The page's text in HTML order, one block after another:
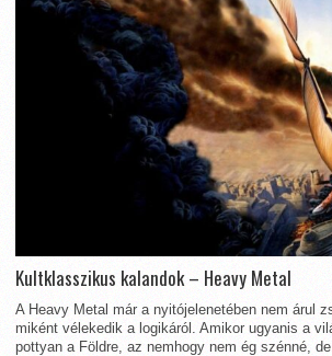
Kultklasszikus kalandok – Heavy Metal
A Heavy Metal már a nyitójelenetében nem árul
miként vélekedik a logikáról. Amikor ugyanis a
pottyan a Földre, az nemhogy nem ég szénné,